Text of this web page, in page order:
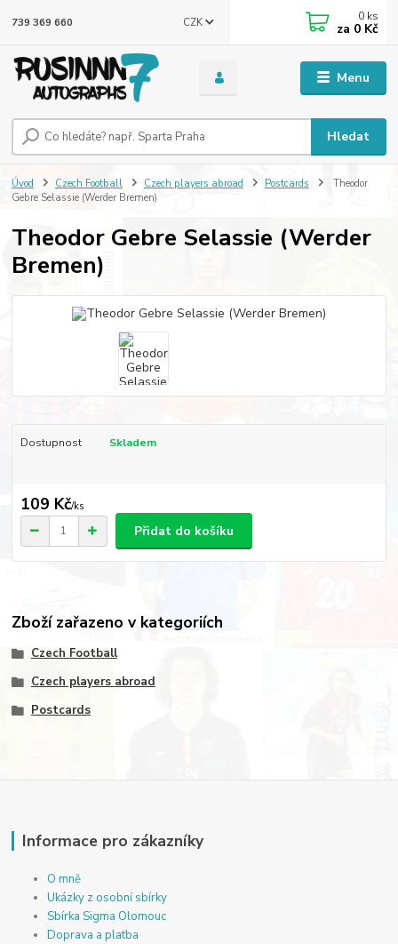
Menu
CZK
Hledat
739 369 660 0 ks
za 0 Kč
Úvod Czech Football Czech players abroad Postcards
Theodor
Gebre Selassie (Werder Bremen)
Theodor Gebre Selassie (Werder
Bremen)
Dostupnost Skladem
109 Kč/ks
Přidat do košíku
Zboží zařazeno v kategoriích
Czech Football
Czech players abroad
Postcards
Informace pro zákazníky
O mně
Ukázky z osobní sbírky
Sbírka Sigma Olomouc
Doprava a platba